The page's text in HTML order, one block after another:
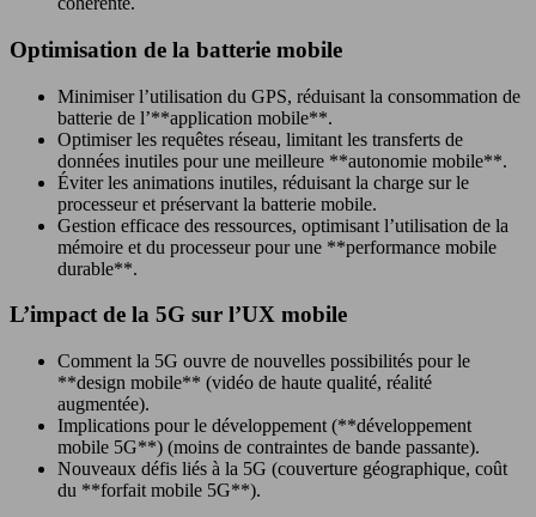
Optimisation de la batterie mobile
Minimiser l’utilisation du GPS, réduisant la consommation de
batterie de l’**application mobile**.
Optimiser les requêtes réseau, limitant les transferts de
données inutiles pour une meilleure **autonomie mobile**.
Éviter les animations inutiles, réduisant la charge sur le
processeur et préservant la batterie mobile.
Gestion efficace des ressources, optimisant l’utilisation de la
mémoire et du processeur pour une **performance mobile
durable**.
L’impact de la 5G sur l’UX mobile
Comment la 5G ouvre de nouvelles possibilités pour le
**design mobile** (vidéo de haute qualité, réalité
augmentée).
Implications pour le développement (**développement
mobile 5G**) (moins de contraintes de bande passante).
Nouveaux défis liés à la 5G (couverture géographique, coût
du **forfait mobile 5G**).